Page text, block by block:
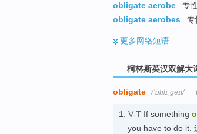
obligate aerobe
专
obligate aerobes
专
更多网络短语
柯林斯英汉双解大
obligate /ˈɒblɪˌɡeɪt/
1. V-T If something
you have to do it.